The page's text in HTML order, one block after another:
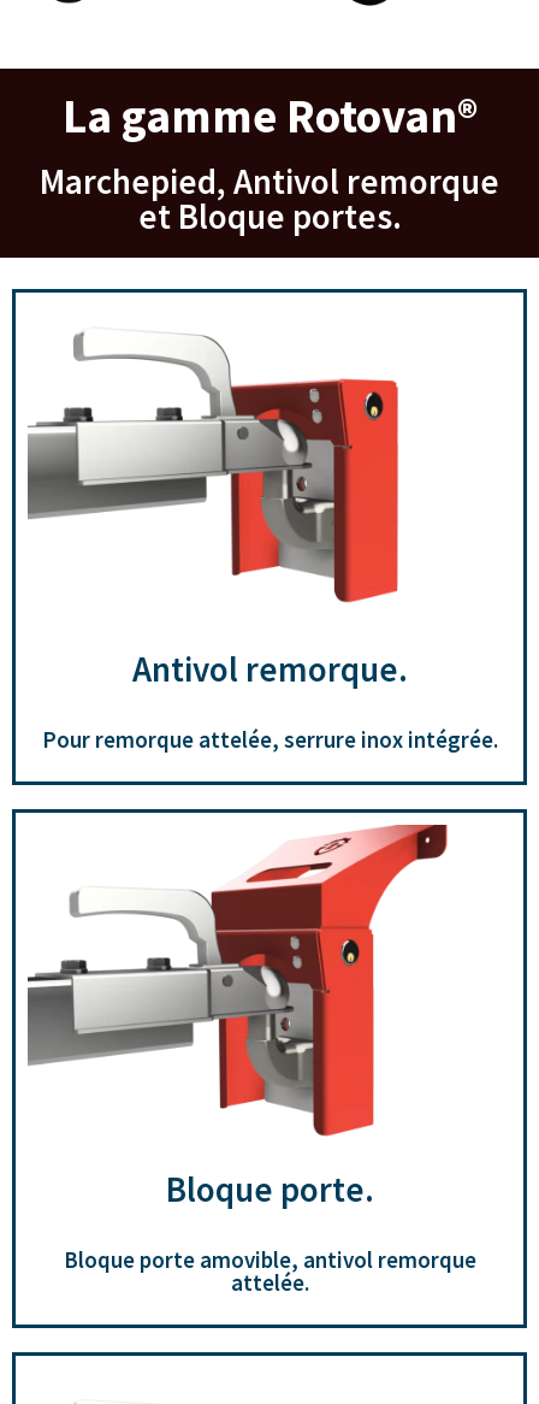
La gamme Rotovan®
Marchepied, Antivol remorque
et Bloque portes.
Antivol remorque.
Pour remorque attelée, serrure inox intégrée.
Bloque porte.
Bloque porte amovible, antivol remorque
attelée.